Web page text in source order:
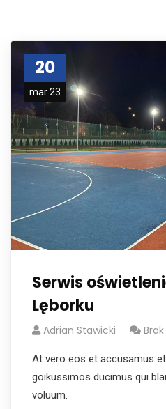
20
mar 23
Serwis
Lęborku
Adrian Stawicki
At vero eos et accusamus
goikussimos ducimus qui
voluum.